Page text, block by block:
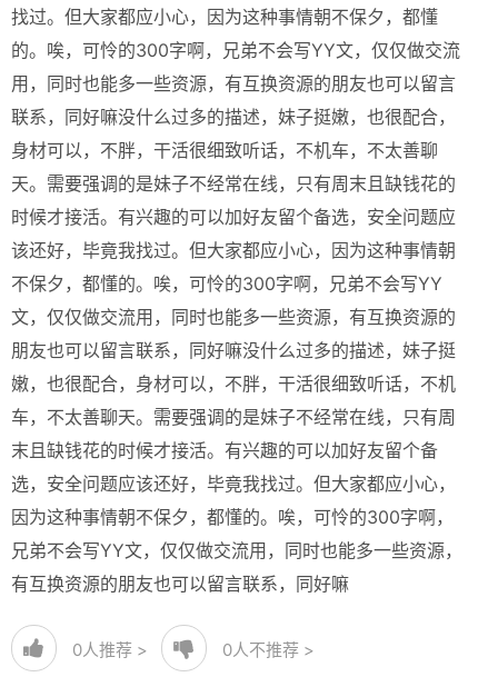
找过。但大家都应小心，因为这种事情朝不保夕，都懂
的。唉，可怜的300字啊，兄弟不会写YY文，仅仅做交流
用，同时也能多一些资源，有互换资源的朋友也可以留言
联系，同好嘛没什么过多的描述，妹子挺嫩，也很配合，
身材可以，不胖，干活很细致听话，不机车，不太善聊
天。需要强调的是妹子不经常在线，只有周末且缺钱花的
时候才接活。有兴趣的可以加好友留个备选，安全问题应
该还好，毕竟我找过。但大家都应小心，因为这种事情朝
不保夕，都懂的。唉，可怜的300字啊，兄弟不会写YY
文，仅仅做交流用，同时也能多一些资源，有互换资源的
朋友也可以留言联系，同好嘛没什么过多的描述，妹子挺
嫩，也很配合，身材可以，不胖，干活很细致听话，不机
车，不太善聊天。需要强调的是妹子不经常在线，只有周
末且缺钱花的时候才接活。有兴趣的可以加好友留个备
选，安全问题应该还好，毕竟我找过。但大家都应小心，
因为这种事情朝不保夕，都懂的。唉，可怜的300字啊，
兄弟不会写YY文，仅仅做交流用，同时也能多一些资源，
有互换资源的朋友也可以留言联系，同好嘛
0人推荐 > 0人不推荐 >